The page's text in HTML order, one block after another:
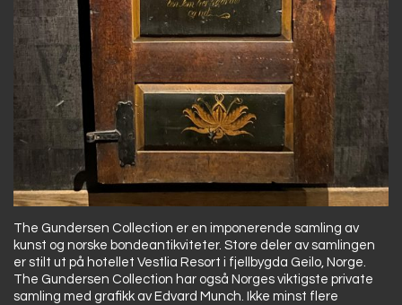
The Gundersen Collection er en imponerende samling av
kunst og norske bondeantikviteter. Store deler av samlingen
er stilt ut på hotellet Vestlia Resort i fjellbygda Geilo, Norge.
The Gundersen Collection har også Norges viktigste private
samling med grafikk av Edvard Munch. Ikke minst flere